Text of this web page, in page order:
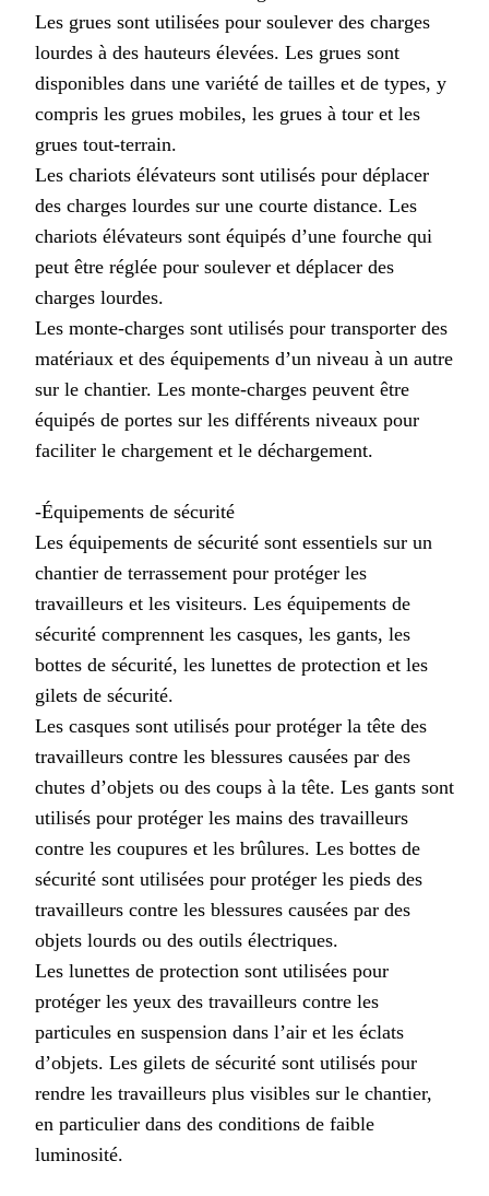
Les grues sont utilisées pour soulever des charges
lourdes à des hauteurs élevées. Les grues sont
disponibles dans une variété de tailles et de types, y
compris les grues mobiles, les grues à tour et les
grues tout-terrain.
Les chariots élévateurs sont utilisés pour déplacer
des charges lourdes sur une courte distance. Les
chariots élévateurs sont équipés d’une fourche qui
peut être réglée pour soulever et déplacer des
charges lourdes.
Les monte-charges sont utilisés pour transporter des
matériaux et des équipements d’un niveau à un autre
sur le chantier. Les monte-charges peuvent être
équipés de portes sur les différents niveaux pour
faciliter le chargement et le déchargement.
-Équipements de sécurité
Les équipements de sécurité sont essentiels sur un
chantier de terrassement pour protéger les
travailleurs et les visiteurs. Les équipements de
sécurité comprennent les casques, les gants, les
bottes de sécurité, les lunettes de protection et les
gilets de sécurité.
Les casques sont utilisés pour protéger la tête des
travailleurs contre les blessures causées par des
chutes d’objets ou des coups à la tête. Les gants sont
utilisés pour protéger les mains des travailleurs
contre les coupures et les brûlures. Les bottes de
sécurité sont utilisées pour protéger les pieds des
travailleurs contre les blessures causées par des
objets lourds ou des outils électriques.
Les lunettes de protection sont utilisées pour
protéger les yeux des travailleurs contre les
particules en suspension dans l’air et les éclats
d’objets. Les gilets de sécurité sont utilisés pour
rendre les travailleurs plus visibles sur le chantier,
en particulier dans des conditions de faible
luminosité.